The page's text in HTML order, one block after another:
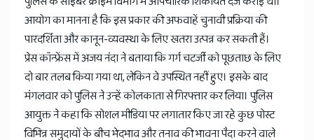
आयोग का मानना है कि इस प्रकार की अफवाहें चुनावी प्रक्रिया की
पारदर्शिता और कानून-व्यवस्था के लिए खतरा उत्पन्न कर सकती हैं।
प्रेस कॉन्फ्रेंस में अजय नंदा ने बताया कि गर्ग चटर्जी को पूछताछ के लिए
दो बार तलब किया गया था, लेकिन वे उपस्थित नहीं हुए। इसके बाद
मंगलवार को पुलिस ने उन्हें कोलकाता से गिरफ्तार कर लिया। पुलिस
आयुक्त ने कहा कि सोशल मीडिया पर लगातार किए जा रहे कुछ पोस्ट
विभिन्न समुदायों के बीच भेदभाव और तनाव की भावना पैदा करने वाले